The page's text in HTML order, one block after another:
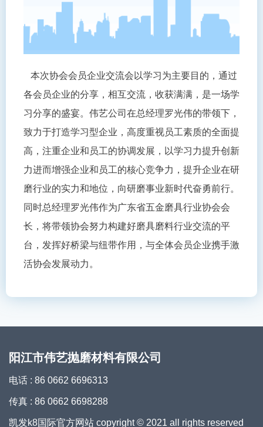
本次协会会员企业交流会以学习为主要目的，通过
各会员企业的分享，相互交流，收获满满，是一场学
习分享的盛宴。伟艺公司在总经理罗光伟的带领下，
致力于打造学习型企业，高度重视员工素质的全面提
高，注重企业和员工的协调发展，以学习力提升创新
力进而增强企业和员工的核心竞争力，提升企业在研
磨行业的实力和地位，向研磨事业新时代奋勇前行。
同时总经理罗光伟作为广东省五金磨具行业协会会
长，将带领协会努力构建好磨具磨料行业交流的平
台，发挥好桥梁与纽带作用，与全体会员企业携手激
活协会发展动力。
阳江市伟艺抛磨材料有限公司
电话 : 86 0662 6696313
传真 : 86 0662 6698288
凯发k8国际官方网站 copyright © 2021 all rights reserved